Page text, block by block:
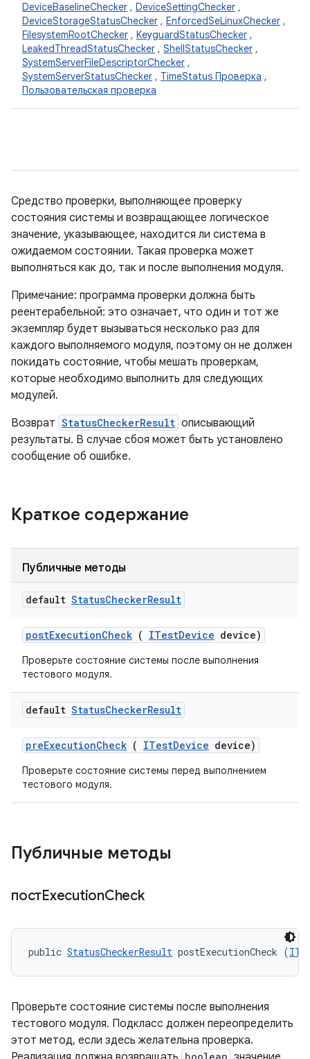
DeviceBaselineChecker , DeviceSettingChecker ,
DeviceStorageStatusChecker , EnforcedSeLinuxChecker ,
FilesystemRootChecker , KeyguardStatusChecker ,
LeakedThreadStatusChecker , ShellStatusChecker ,
SystemServerFileDescriptorChecker ,
SystemServerStatusChecker , TimeStatus Проверка ,
Пользовательская проверка
Средство проверки, выполняющее проверку
состояния системы и возвращающее логическое
значение, указывающее, находится ли система в
ожидаемом состоянии. Такая проверка может
выполняться как до, так и после выполнения модуля.
Примечание: программа проверки должна быть
реентерабельной: это означает, что один и тот же
экземпляр будет вызываться несколько раз для
каждого выполняемого модуля, поэтому он не должен
покидать состояние, чтобы мешать проверкам,
которые необходимо выполнить для следующих
модулей.
Возврат StatusCheckerResult описывающий
результаты. В случае сбоя может быть установлено
сообщение об ошибке.
Краткое содержание
Публичные методы
default StatusCheckerResult
postExecutionCheck ( ITestDevice device)
Проверьте состояние системы после выполнения
тестового модуля.
default StatusCheckerResult
preExecutionCheck ( ITestDevice device)
Проверьте состояние системы перед выполнением
тестового модуля.
Публичные методы
постExecutionCheck
public StatusCheckerResult postExecutionCheck (
Проверьте состояние системы после выполнения
тестового модуля. Подкласс должен переопределить
этот метод, если здесь желательна проверка.